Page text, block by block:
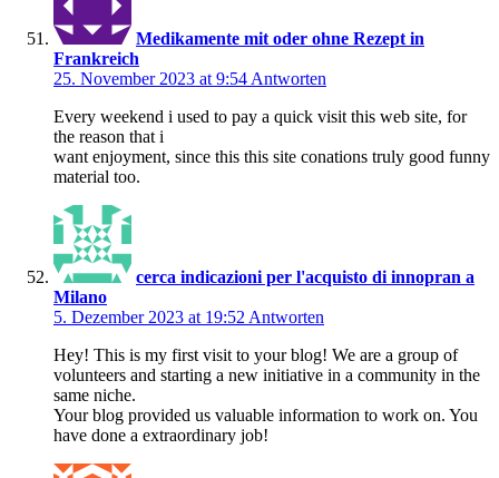
Medikamente mit oder ohne Rezept in
Frankreich
25. November 2023 at 9:54Antworten
Every weekend i used to pay a quick visit this web site, for
the reason that i
want enjoyment, since this this site conations truly good funny
material too.
cerca indicazioni per l'acquisto di innopran a
Milano
5. Dezember 2023 at 19:52Antworten
Hey! This is my first visit to your blog! We are a group of
volunteers and starting a new initiative in a community in the
same niche.
Your blog provided us valuable information to work on. You
have done a extraordinary job!